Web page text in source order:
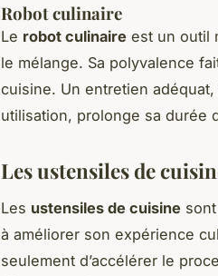
Robot culinaire
Le robot culinaire est un outil
le mélange. Sa polyvalence
cuisine. Un entretien
utilisation, prolonge sa durée
Les ustensiles de
Les ustensiles de cuisine
à améliorer son expérience
seulement d’accélérer le